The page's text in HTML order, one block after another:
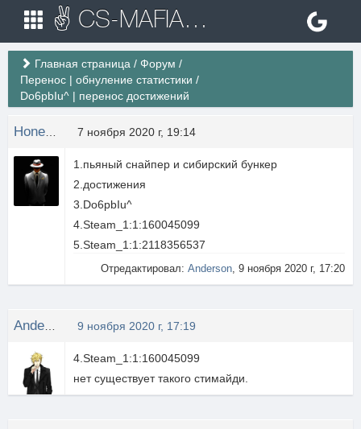
✌ CS-MAFIA.RU ✌ Игровые сервера Counter Strike 1.6
Главная страница / Форум /
Перенос | обнуление статистики /
Do6pbIu^ | перенос достижений
7 ноября 2020 г, 19:14
1.пьяный снайпер и сибирский бункер
2.достижения
3.Do6pbIu^
4.Steam_1:1:160045099
5.Steam_1:1:2118356537
Отредактировал: Anderson, 9 ноября 2020 г, 17:20
9 ноября 2020 г, 17:19
4.Steam_1:1:160045099
нет существует такого стимайди.